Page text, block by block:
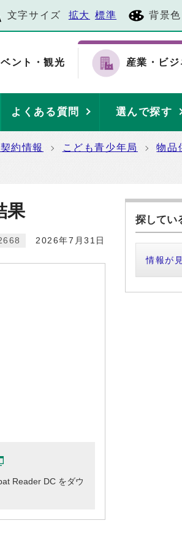
文字サイズ 拡大 標準 背景色
ント・観光 産業・ビジ
よくある質問 選んで探す
約情報 こども青少年局
物品
果
2026年7月31日
Reader DC をダウ
探してい
情報が